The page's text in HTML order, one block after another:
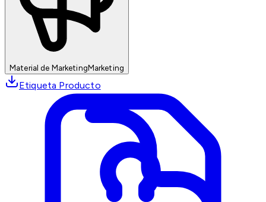
Material de MarketingMarketing
Etiqueta Producto